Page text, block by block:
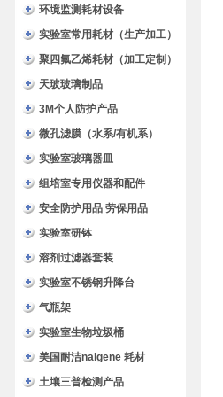
环境监测耗材设备
实验室常用耗材（生产加工）
聚四氟乙烯耗材（加工定制）
天玻玻璃制品
3M个人防护产品
微孔滤膜（水系/有机系）
实验室玻璃器皿
组培室专用仪器和配件
安全防护用品 劳保用品
实验室研钵
溶剂过滤器套装
实验室不锈钢升降台
气瓶架
实验室生物垃圾桶
美国耐洁nalgene 耗材
土壤三普检测产品